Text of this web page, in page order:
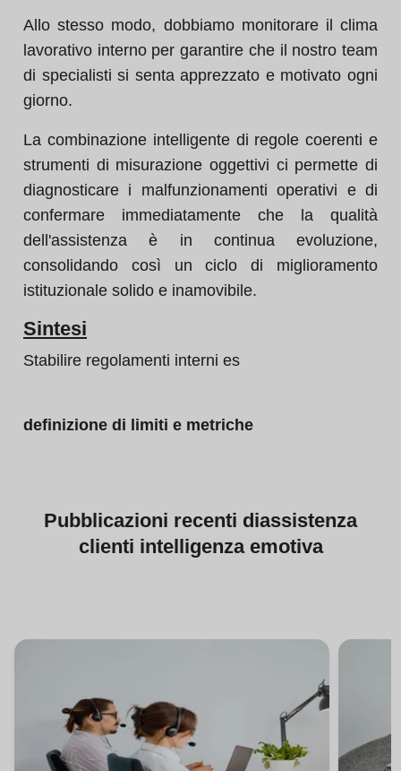
Allo stesso modo, dobbiamo monitorare il clima
lavorativo interno per garantire che il nostro team
di specialisti si senta apprezzato e motivato ogni
giorno.
La combinazione intelligente di regole coerenti e
strumenti di misurazione oggettivi ci permette di
diagnosticare i malfunzionamenti operativi e di
confermare immediatamente che la qualità
dell'assistenza è in continua evoluzione,
consolidando così un ciclo di miglioramento
istituzionale solido e inamovibile.
Sintesi
Stabilire regolamenti interni es
definizione di limiti e metriche
Pubblicazioni recenti diassistenza
clienti intelligenza emotiva